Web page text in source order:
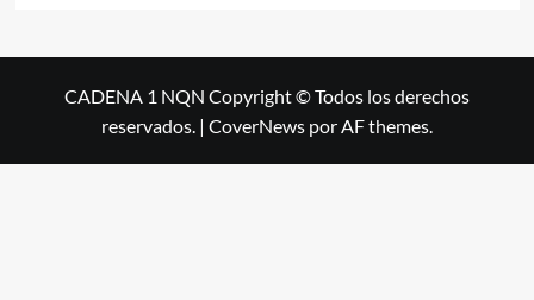
CADENA 1 NQN Copyright © Todos los derechos
reservados. | CoverNews por AF themes.